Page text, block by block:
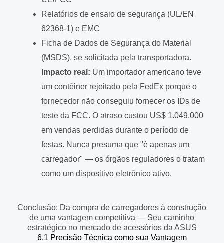
Relatórios de ensaio de segurança (UL/EN
62368-1) e EMC
Ficha de Dados de Segurança do Material
(MSDS), se solicitada pela transportadora.
Impacto real: Um importador americano teve
um contêiner rejeitado pela FedEx porque o
fornecedor não conseguiu fornecer os IDs de
teste da FCC. O atraso custou US$ 1.049.000
em vendas perdidas durante o período de
festas. Nunca presuma que "é apenas um
carregador" — os órgãos reguladores o tratam
como um dispositivo eletrônico ativo.
Conclusão: Da compra de carregadores à construção
de uma vantagem competitiva — Seu caminho
estratégico no mercado de acessórios da ASUS
6.1 Precisão Técnica como sua Vantagem